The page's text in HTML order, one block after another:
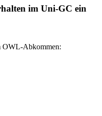
im Uni-GC ein
OWL-Abkommen: